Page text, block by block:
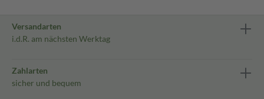
Versandarten
i.d.R. am nächsten Werktag
Zahlarten
sicher und bequem